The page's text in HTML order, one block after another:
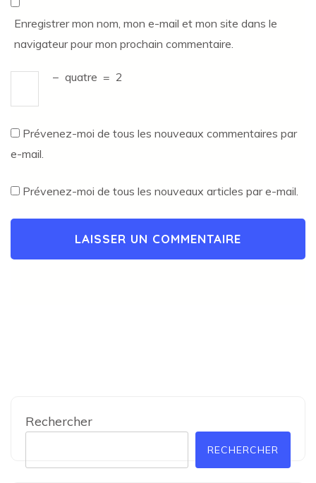
Enregistrer mon nom, mon e-mail et mon site dans le
navigateur pour mon prochain commentaire.
− quatre = 2
Prévenez-moi de tous les nouveaux commentaires par
e-mail.
Prévenez-moi de tous les nouveaux articles par e-mail.
Rechercher
RECHERCHER